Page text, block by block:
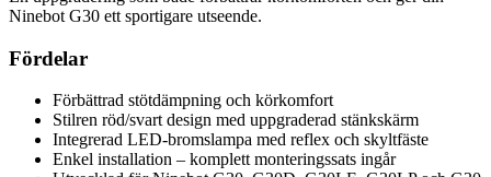
Ninebot G30 ett sportigare utseende.
Fördelar
Förbättrad stötdämpning och körkomfort
Stilren röd/svart design med uppgraderad stänkskärm
Integrerad LED-bromslampa med reflex och skyltfäste
Enkel installation – komplett monteringssats ingår